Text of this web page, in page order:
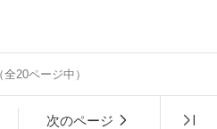
全20ページ中）
次のページ